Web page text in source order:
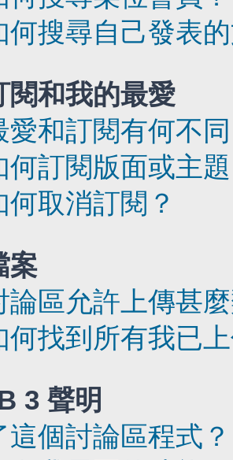
何搜尋自己發表
閱和我的最愛
愛和訂閱有何不
何訂閱版面或主
何取消訂閱？
案
論區允許上傳甚
何找到所有我已
3 聲明
這個討論區程式？